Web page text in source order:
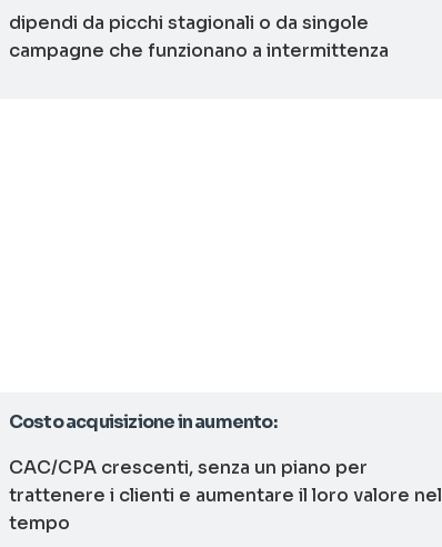
dipendi da picchi stagionali o da singole
campagne che funzionano a intermittenza
Costo acquisizione in aumento:
CAC/CPA crescenti, senza un piano per
trattenere i clienti e aumentare il loro valore nel
tempo